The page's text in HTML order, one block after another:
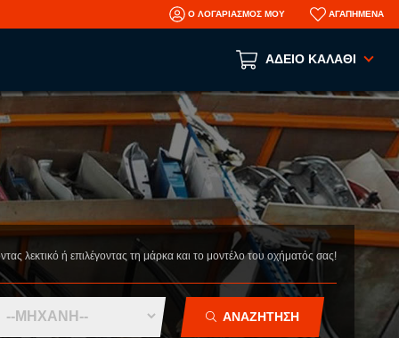
Ο ΛΟΓΑΡΙΑΣΜΟΣ ΜΟΥ ΑΓΑΠΗΜΕΝΑ
ΑΔΕΙΟ ΚΑΛΑΘΙ
Το καλάθι αγορών είναι άδειο!
ΑΝΑ ΕΙΔΟΣ
ΑΞΕΣΟΥΑΡ
ΦΑΝΟΠΟΙΕΙΑ
AFTERMARKET ΑΝΤΑΛΛΑΚΤΙΚΑ
ΤΡΑΚΑΡΙΣΜΕΝΑ ΑΥΤΟΚΙΝΗΤΑ
ΜΕΤΑΧΕΙΡΙΣΜΕΝΑ ΑΥΤΟΚΙΝΗΤΑ
λεκτικό ή επιλέγοντας τη μάρκα και το μοντέλο του οχήματός σας!
ΑΝΑΖΗΤΗΣΗ